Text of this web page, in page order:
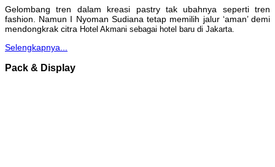
Gelombang tren dalam kreasi pastry tak ubahnya seperti tren
fashion. Namun I Nyoman Sudiana tetap memilih jalur ‘aman’ demi
mendongkrak citra Hotel Akmani sebagai hotel baru di Jakarta.
Selengkapnya...
Pack & Display